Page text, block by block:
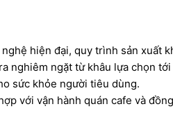
hiện đại, quy trình sản xuất
nghiêm ngặt từ khâu lựa chọn
sức khỏe người tiêu dùng.
với vận hành quán cafe và